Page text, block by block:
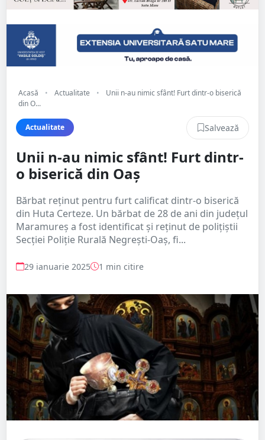
Acasă • Actualitate •
Unii n-au nimic sfânt! Furt dintr-o biserică
din O...
Actualitate Salvează
Unii n-au nimic sfânt! Furt dintr-
o biserică din Oaș
Bărbat reținut pentru furt calificat dintr-o biserică
din Huta Certeze. Un bărbat de 28 de ani din județul
Maramureș a fost identificat și reținut de polițiștii
Secției Poliție Rurală Negrești-Oaș, fi...
29 ianuarie 2025 1 min citire